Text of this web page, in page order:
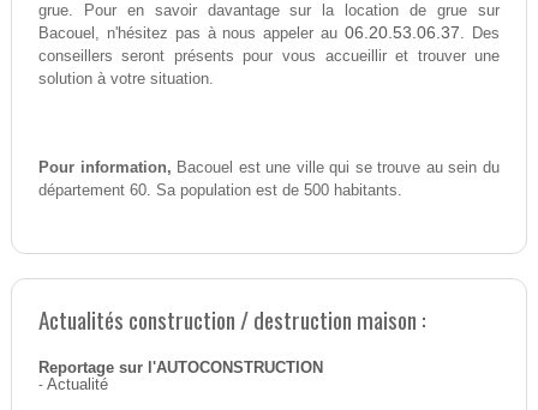
grue. Pour en savoir davantage sur la location de grue sur
Bacouel, n'hésitez pas à nous appeler au06.20.53.06.37. Des
conseillers seront présents pour vous accueillir et trouver une
solution à votre situation.
Pour information, Bacouel est une ville qui se trouve au sein du
département 60. Sa population est de 500 habitants.
Actualités construction / destruction maison :
Reportage sur l'AUTOCONSTRUCTION
- Actualité